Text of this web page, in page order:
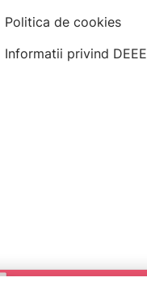
Politica de cookies
Informatii privind DEEE